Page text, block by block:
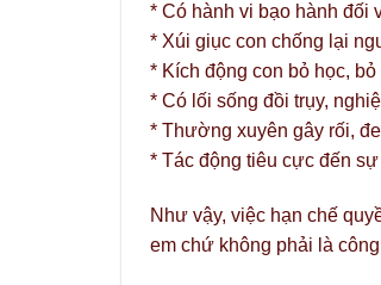
* Có hành vi bạo hành đối
* Xúi giục con chống lại
* Kích động con bỏ học, bỏ
* Có lối sống đồi trụy,
* Thường xuyên gây rối,
* Tác động tiêu cực đến
Như vậy, việc hạn chế
em chứ không phải là